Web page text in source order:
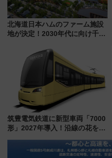
北海道日本ハムのファーム施設
地が決定！2030年代に向け千歳
筑豊電気鉄道に新型車両「7000
形」2027年導入！沿線の花をイ
内は落ち着いたゆとりある空間